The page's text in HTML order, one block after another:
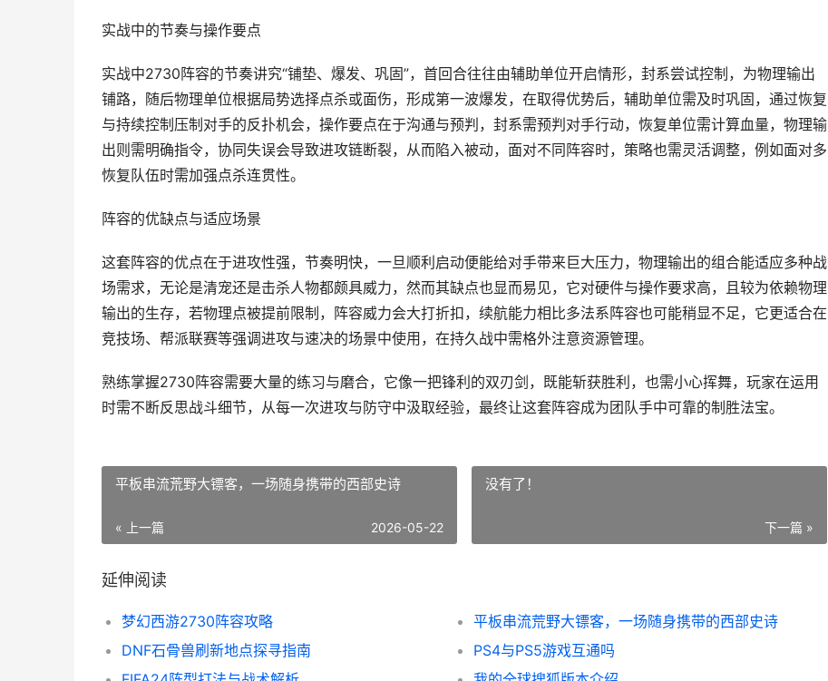
实战中的节奏与操作要点
实战中2730阵容的节奏讲究“铺垫、爆发、巩固”，首回合往往由辅助单位开启情形，封系尝试控制，为物理输出
铺路，随后物理单位根据局势选择点杀或面伤，形成第一波爆发，在取得优势后，辅助单位需及时巩固，通过恢复
与持续控制压制对手的反扑机会，操作要点在于沟通与预判，封系需预判对手行动，恢复单位需计算血量，物理输
出则需明确指令，协同失误会导致进攻链断裂，从而陷入被动，面对不同阵容时，策略也需灵活调整，例如面对多
恢复队伍时需加强点杀连贯性。
阵容的优缺点与适应场景
这套阵容的优点在于进攻性强，节奏明快，一旦顺利启动便能给对手带来巨大压力，物理输出的组合能适应多种战
场需求，无论是清宠还是击杀人物都颇具威力，然而其缺点也显而易见，它对硬件与操作要求高，且较为依赖物理
输出的生存，若物理点被提前限制，阵容威力会大打折扣，续航能力相比多法系阵容也可能稍显不足，它更适合在
竞技场、帮派联赛等强调进攻与速决的场景中使用，在持久战中需格外注意资源管理。
熟练掌握2730阵容需要大量的练习与磨合，它像一把锋利的双刃剑，既能斩获胜利，也需小心挥舞，玩家在运用
时需不断反思战斗细节，从每一次进攻与防守中汲取经验，最终让这套阵容成为团队手中可靠的制胜法宝。
平板串流荒野大镖客，一场随身携带的西部史诗
« 上一篇 2026-05-22
没有了！
下一篇 »
延伸阅读
梦幻西游2730阵容攻略
平板串流荒野大镖客，一场随身携带的西部史诗
DNF石骨兽刷新地点探寻指南
PS4与PS5游戏互通吗